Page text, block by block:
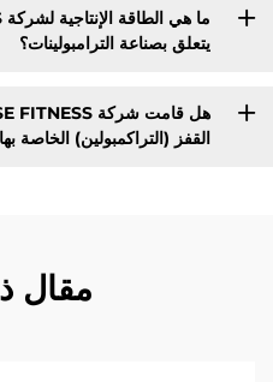
يتعلق بصناعة الترامبولينات؟
القفز (التراكمبولين) الخاصة
مقال